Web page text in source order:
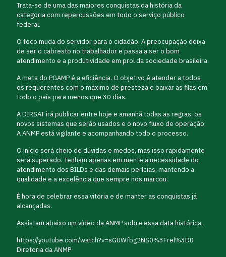
Trata-se de uma das maiores conquistas da história da
categoria com repercussões em todo o serviço público
federal.
O foco muda do servidor para o cidadão. A preocupação deixa
de ser o cabresto no trabalhador e passa a ser o bom
atendimento e a produtividade em prol da sociedade brasileira.
A meta do PGAMP é a eficiência. O objetivo é atender a todos
os requerentes com o máximo de presteza e baixar as filas em
todo o país para menos que 30 dias.
A DIRSAT irá publicar entre hoje e amanhã todas as regras, os
novos sistemas que serão usados e o novo fluxo de operação.
A ANMP está vigilante e acompanhando todo o processo.
O início será cheio de dúvidas e medos, mas isso rapidamente
será superado. Tenham apenas em mente a necessidade do
atendimento dos BILDs e das demais perícias, mantendo a
qualidade e a excelência que sempre nos marcou.
É hora de celebrar essa vitória e de manter as conquistas já
alcançadas.
Assistam abaixo um vídeo da ANMP sobre essa data histórica.
https://youtube.com/watch?v=sGUWfbg2NS0%3Frel%3D0
Diretoria da ANMP